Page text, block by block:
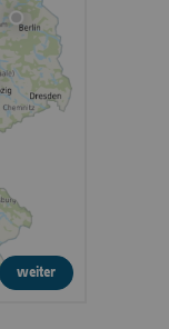
weiter